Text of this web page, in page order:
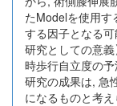
たModelを使用す
する因子となる
研究としての意
時歩行自立度の
研究の成果は, 急
になるものと考